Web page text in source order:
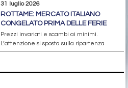
31 luglio 2026
ROTTAME: MERCATO ITALIANO
CONGELATO PRIMA DELLE FERIE
Prezzi invariati e scambi ai minimi.
L’attenzione si sposta sulla ripartenza